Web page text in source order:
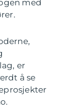
med
er
å se